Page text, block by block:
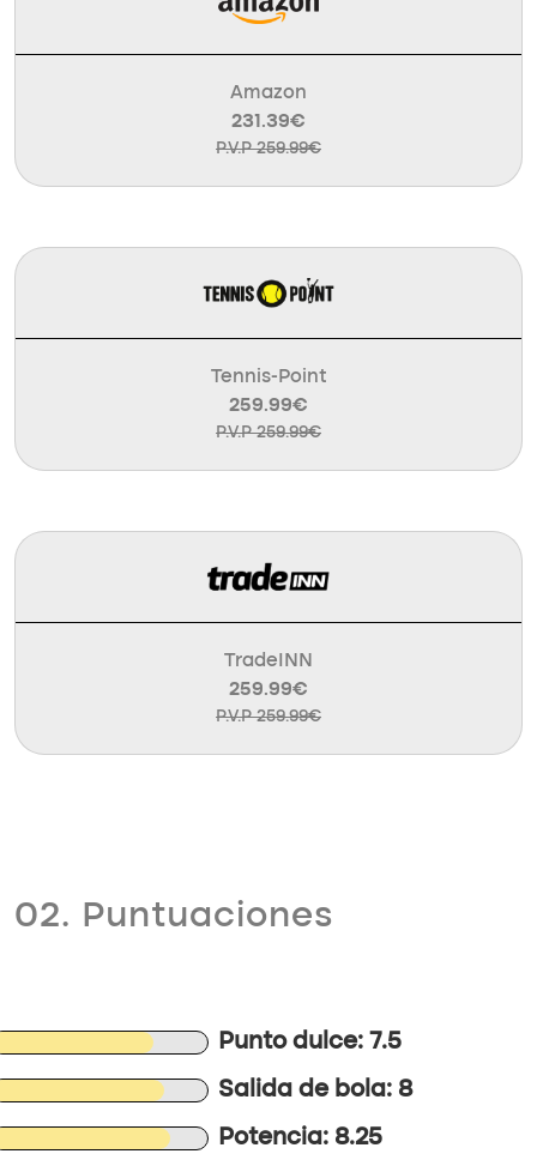
Amazon
231.39€
P.V.P 259.99€
Tennis-Point
259.99€
P.V.P 259.99€
TradeINN
259.99€
P.V.P 259.99€
02. Puntuaciones
Punto dulce: 7.5
Salida de bola: 8
Potencia: 8.25